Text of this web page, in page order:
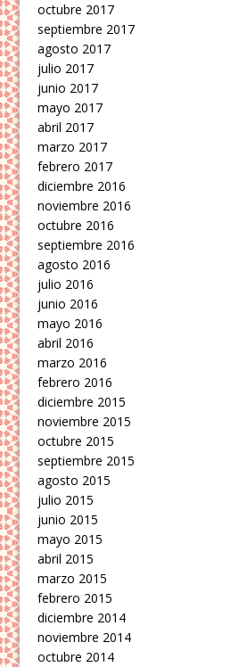
octubre 2017
septiembre 2017
agosto 2017
julio 2017
junio 2017
mayo 2017
abril 2017
marzo 2017
febrero 2017
diciembre 2016
noviembre 2016
octubre 2016
septiembre 2016
agosto 2016
julio 2016
junio 2016
mayo 2016
abril 2016
marzo 2016
febrero 2016
diciembre 2015
noviembre 2015
octubre 2015
septiembre 2015
agosto 2015
julio 2015
junio 2015
mayo 2015
abril 2015
marzo 2015
febrero 2015
diciembre 2014
noviembre 2014
octubre 2014